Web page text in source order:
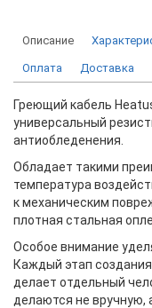
Описание
Оплата Доставка
Греющий кабель
универсальный
антиобледенения.
Обладает такими
температура
к механическим
плотная стальная
Особое внимание
Каждый этап
делает отдельный
делаются не